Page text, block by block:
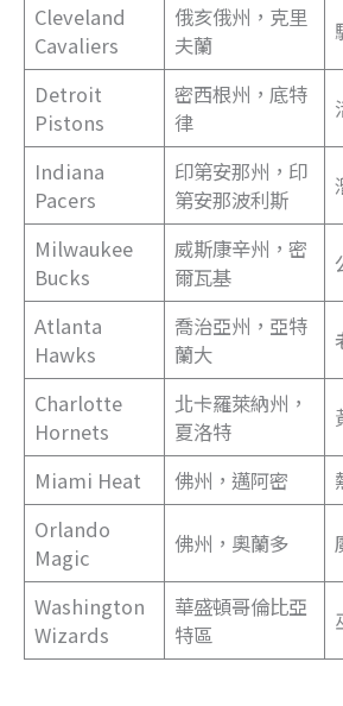
Cleveland
Cavaliers
俄亥俄州，克里
夫蘭
Detroit
Pistons
密西根州，底特
律
Indiana
Pacers
印第安那州，印
第安那波利斯
Milwaukee
Bucks
威斯康辛州，密
爾瓦基
Atlanta
Hawks
喬治亞州，亞特
蘭大
Charlotte
Hornets
北卡羅萊納州，
夏洛特
Miami Heat 佛州，邁阿密
Orlando
Magic
佛州，奧蘭多
Washington
Wizards
華盛頓哥倫比亞
特區